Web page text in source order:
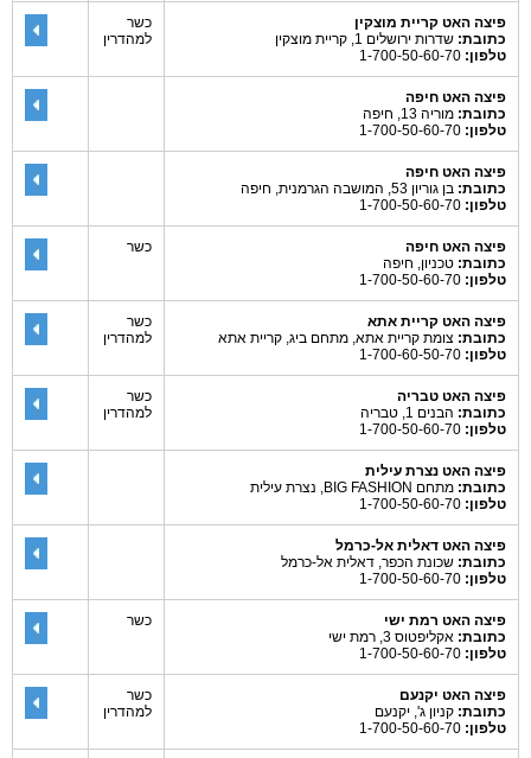
פיצה האט קריית מוצקין
כתובת: שדרות ירושלים 1, קריית מוצקין
טלפון:
כשר
למהדרין
פיצה האט חיפה
כתובת: מוריה 13, חיפה
טלפון:
פיצה האט חיפה
כתובת: בן גוריון 53, המושבה הגרמנית, חיפה
טלפון:
פיצה האט חיפה
כתובת: טכניון, חיפה
טלפון:
כשר
פיצה האט קריית אתא
כתובת: צומת קריית אתא, מתחם ביג, קריית אתא
טלפון:
כשר
למהדרין
פיצה האט טבריה
כתובת: הבנים 1, טבריה
טלפון:
כשר
למהדרין
פיצה האט נצרת עילית
כתובת: מתחם BIG FASHION, נצרת עילית
טלפון:
פיצה האט דאלית אל-כרמל
כתובת: שכונת הכפר, דאלית אל-כרמל
טלפון:
פיצה האט רמת ישי
כתובת: אקליפטוס 3, רמת ישי
טלפון:
כשר
פיצה האט יקנעם
כתובת: קניון ג', יקנעם
טלפון:
כשר
למהדרין